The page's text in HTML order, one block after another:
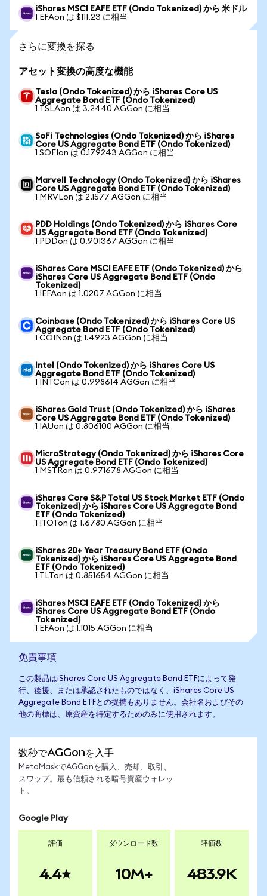
iShares MSCI EAFE ETF (Ondo Tokenized) から 米ドル
1 EFAon は $111.23 に相当
さらに変換を探る
アセット変換の高度な機能
Tesla (Ondo Tokenized) から iShares Core US
Aggregate Bond ETF (Ondo Tokenized)
1 TSLAon は 3.2440 AGGon に相当
SoFi Technologies (Ondo Tokenized) から iShares
Core US Aggregate Bond ETF (Ondo Tokenized)
1 SOFIon は 0.179243 AGGon に相当
Marvell Technology (Ondo Tokenized) から iShares
Core US Aggregate Bond ETF (Ondo Tokenized)
1 MRVLon は 2.1577 AGGon に相当
PDD Holdings (Ondo Tokenized) から iShares Core
US Aggregate Bond ETF (Ondo Tokenized)
1 PDDon は 0.901367 AGGon に相当
iShares Core MSCI EAFE ETF (Ondo Tokenized) から
iShares Core US Aggregate Bond ETF (Ondo
Tokenized)
1 IEFAon は 1.0207 AGGon に相当
Coinbase (Ondo Tokenized) から iShares Core US
Aggregate Bond ETF (Ondo Tokenized)
1 COINon は 1.4923 AGGon に相当
Intel (Ondo Tokenized) から iShares Core US
Aggregate Bond ETF (Ondo Tokenized)
1 INTCon は 0.998614 AGGon に相当
iShares Gold Trust (Ondo Tokenized) から iShares
Core US Aggregate Bond ETF (Ondo Tokenized)
1 IAUon は 0.806100 AGGon に相当
MicroStrategy (Ondo Tokenized) から iShares Core
US Aggregate Bond ETF (Ondo Tokenized)
1 MSTRon は 0.971678 AGGon に相当
iShares Core S&P Total US Stock Market ETF (Ondo
Tokenized) から iShares Core US Aggregate Bond
ETF (Ondo Tokenized)
1 ITOTon は 1.6780 AGGon に相当
iShares 20+ Year Treasury Bond ETF (Ondo
Tokenized) から iShares Core US Aggregate Bond
ETF (Ondo Tokenized)
1 TLTon は 0.851654 AGGon に相当
iShares MSCI EAFE ETF (Ondo Tokenized) から
iShares Core US Aggregate Bond ETF (Ondo
Tokenized)
1 EFAon は 1.1015 AGGon に相当
免責事項
この製品はiShares Core US Aggregate Bond ETFによって発
行、後援、または承認されたものではなく、iShares Core US
Aggregate Bond ETFとの提携もありません。会社名およびその
他の商標は、原資産を特定するためのみに使用されます。
数秒でAGGonを入手
MetaMaskでAGGonを購入、売却、取引、
スワップ。最も信頼される暗号資産ウォレッ
ト。
Google Play
評価
4.4
ダウンロード数
10M+
評価数
483.9K